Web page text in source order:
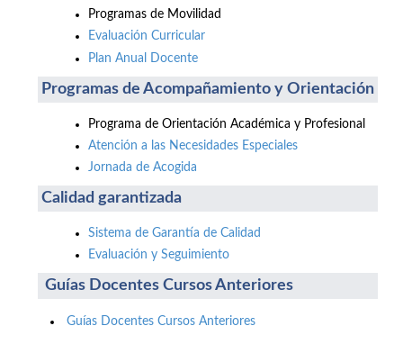
Programas de Movilidad
Evaluación Curricular
Plan Anual Docente
Programas de Acompañamiento y Orientación
Programa de Orientación Académica y Profesional
Atención a las Necesidades Especiales
Jornada de Acogida
Calidad garantizada
Sistema de Garantía de Calidad
Evaluación y Seguimiento
Guías Docentes Cursos Anteriores
Guías Docentes Cursos Anteriores